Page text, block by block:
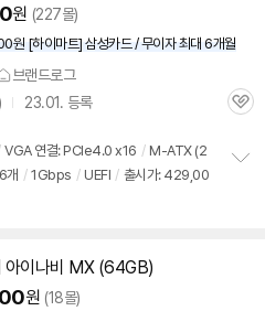
원 (227몰)
원 [하이마트] 삼성카드 / 무이자 최대 6개월
브랜드로그
23.01. 등록
관
VGA 연결: PCIe4.0 x16 / M-ATX (2
개 / 1Gbps / UEFI / 출시가: 429,00
아이나비 MX (64GB)
원 (18몰)